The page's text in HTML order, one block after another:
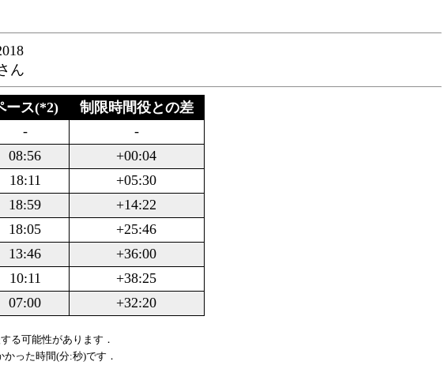
ん
ース(*2)
制限時間役との差
-
-
08:56
+00:04
18:11
+05:30
18:59
+14:22
18:05
+25:46
13:46
+36:00
10:11
+38:25
07:00 +32:20
る可能性があります．
った時間(分:秒)です．